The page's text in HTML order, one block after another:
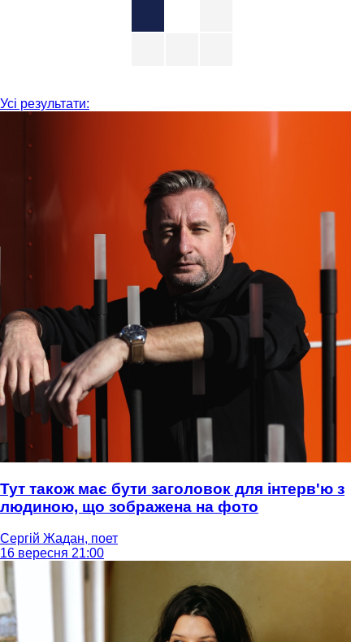
Усі результати:
Тут також має бути заголовок для інтерв'ю з
людиною, що зображена на фото
Сергій Жадан, поет
16 вересня 21:00